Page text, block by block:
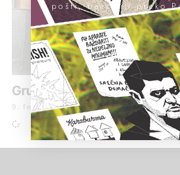
Grupa osuđena za
9. februar 2021.
pošti, banci ili preko